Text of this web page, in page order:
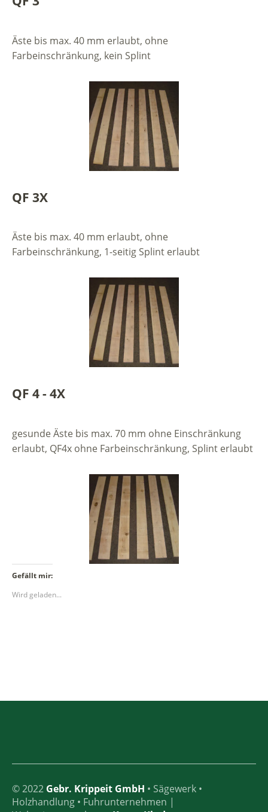
Äste bis max. 40 mm erlaubt, ohne
Farbeinschränkung, kein Splint
QF 3X
Äste bis max. 40 mm erlaubt, ohne
Farbeinschränkung, 1-seitig Splint erlaubt
QF 4 - 4X
gesunde Äste bis max. 70 mm ohne Einschränkung
erlaubt, QF4x ohne Farbeinschränkung, Splint erlaubt
Gefällt mir:
Wird geladen...
© 2022 Gebr. Krippeit GmbH • Sägewerk •
Holzhandlung • Fuhrunternehmen |